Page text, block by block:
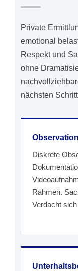
Private
emotional
Respekt und
ohne
nächsten
Diskrete
Rahmen.
Verdacht